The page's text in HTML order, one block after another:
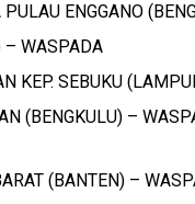
PULAU ENGGANO
– WASPADA
KEP. SEBUKU
(BENGKULU) –
(BANTEN) –